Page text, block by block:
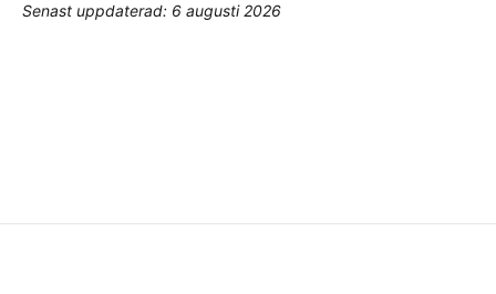
Senast uppdaterad: 6 augusti 2026